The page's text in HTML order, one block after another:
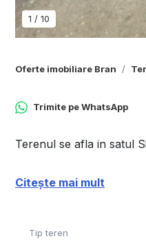
1 / 10
Oferte imobiliare Bran
Trimite peWhatsApp
Terenul se afla in satul
Citește mai mult
Tip teren